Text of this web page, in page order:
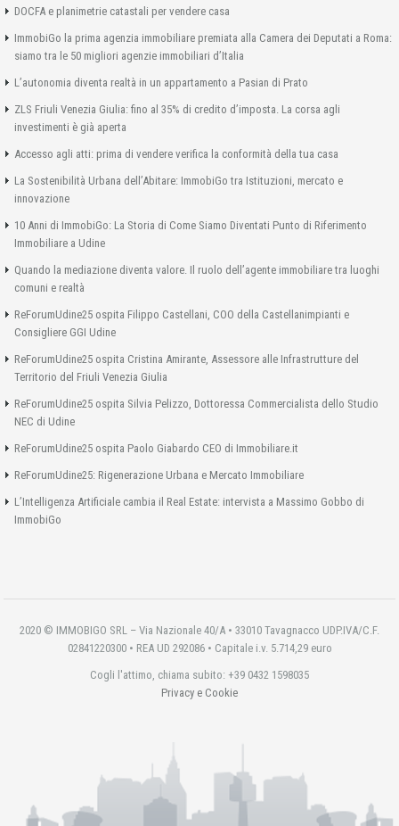
DOCFA e planimetrie catastali per vendere casa
ImmobiGo la prima agenzia immobiliare premiata alla Camera dei Deputati a Roma:
siamo tra le 50 migliori agenzie immobiliari d’Italia
L’autonomia diventa realtà in un appartamento a Pasian di Prato
ZLS Friuli Venezia Giulia: fino al 35% di credito d’imposta. La corsa agli
investimenti è già aperta
Accesso agli atti: prima di vendere verifica la conformità della tua casa
La Sostenibilità Urbana dell’Abitare: ImmobiGo tra Istituzioni, mercato e
innovazione
10 Anni di ImmobiGo: La Storia di Come Siamo Diventati Punto di Riferimento
Immobiliare a Udine
Quando la mediazione diventa valore. Il ruolo dell’agente immobiliare tra luoghi
comuni e realtà
ReForumUdine25 ospita Filippo Castellani, COO della Castellanimpianti e
Consigliere GGI Udine
ReForumUdine25 ospita Cristina Amirante, Assessore alle Infrastrutture del
Territorio del Friuli Venezia Giulia
ReForumUdine25 ospita Silvia Pelizzo, Dottoressa Commercialista dello Studio
NEC di Udine
ReForumUdine25 ospita Paolo Giabardo CEO di Immobiliare.it
ReForumUdine25: Rigenerazione Urbana e Mercato Immobiliare
L’Intelligenza Artificiale cambia il Real Estate: intervista a Massimo Gobbo di
ImmobiGo
2020 © IMMOBIGO SRL – Via Nazionale 40/A • 33010 Tavagnacco UDP.IVA/C.F.
02841220300 • REA UD 292086 • Capitale i.v. 5.714,29 euro
Cogli l'attimo, chiama subito: +39 0432 1598035
Privacy e Cookie